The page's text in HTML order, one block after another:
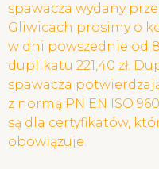
spawacza wydany
Gliwicach prosimy o
w dni powszednie od
duplikatu 221,40 zł.
spawacza
z normą PN EN ISO
są dla certyfikatów,
obowiązuje.